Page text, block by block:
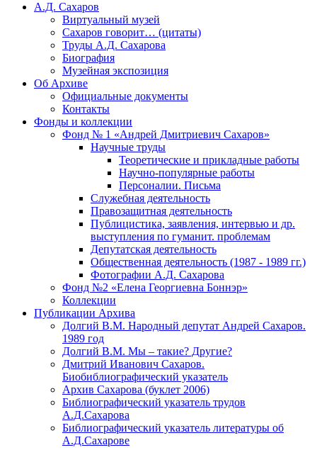
А.Д. Сахаров
Виртуальный музей
Сахаров говорит… (цитаты)
Труды А.Д. Сахарова
Биография
Музейная экспозиция
Об Архиве
Официальные документы
Контакты
Фонды и коллекции
Фонд № 1 «Андрей Дмитриевич Сахаров»
Научные труды
Теоретические и прикладные работы
Научно-популярные работы
Персоналии. Письма
Служебная деятельность
Правозащитная деятельность
Публицистика, заявления, интервью и др.
выступления по гуманит. проблемам
Депутатская деятельность
Общественная деятельность (1987 - 1989 гг.)
Фотографии А.Д. Сахарова
Фонд №2 «Елена Георгиевна Боннэр»
Коллекции
Публикации Архива
Долгий В.М. Народный депутат Андрей Сахаров.
1989 год
Долгий В.М. Мы – такие? Другие?
Дмитрий Иванович Сахаров.
Биобиблиографический указатель
Архив Сахарова (буклет 2006)
Библиографический указатель трудов
А.Д.Сахарова
Библиографический указатель литературы об
А.Д.Сахарове